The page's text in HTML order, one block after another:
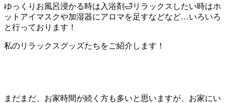
ゆっくりお風呂浸かる時は入浴剤🛁リラックスしたい時はホ
ットアイマスクや加湿器にアロマを足すなどなど…いろいろ
と行っております！
私のリラックスグッズたちをご紹介します！
まだまだ、お家時間が続く方も多いと思いますが、お家にい